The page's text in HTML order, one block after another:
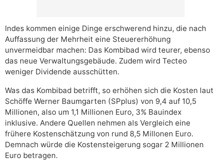
Indes kommen einige Dinge erschwerend hinzu, die nach
Auffassung der Mehrheit eine Steuererhöhung
unvermeidbar machen: Das Kombibad wird teurer, ebenso
das neue Verwaltungsgebäude. Zudem wird Tecteo
weniger Dividende ausschütten.
Was das Kombibad betrifft, so erhöhen sich die Kosten laut
Schöffe Werner Baumgarten (SPplus) von 9,4 auf 10,5
Millionen, also um 1,1 Millionen Euro, 3% Bauindex
inklusive. Andere Quellen nehmen als Vergleich eine
frühere Kostenschätzung von rund 8,5 Millonen Euro.
Demnach würde die Kostensteigerung sogar 2 Millionen
Euro betragen.